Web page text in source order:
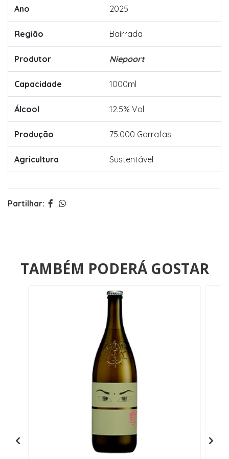
Ano 2025
Região Bairrada
Produtor Niepoort
Capacidade 1000ml
Álcool 12.5% Vol
Produção 75.000 Garrafas
Agricultura Sustentável
Partilhar:
TAMBÉM PODERÁ GOSTAR